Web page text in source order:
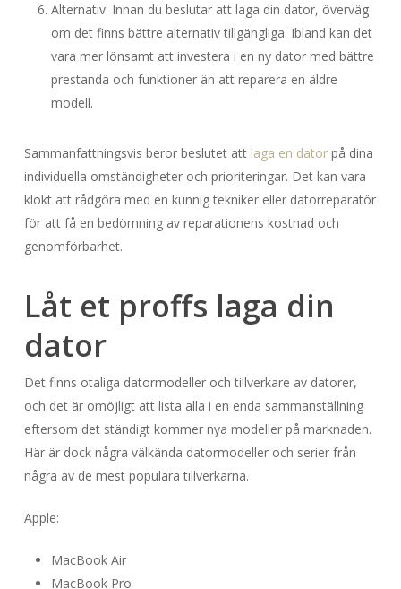
Alternativ: Innan du beslutar att laga din dator, överväg
om det finns bättre alternativ tillgängliga. Ibland kan det
vara mer lönsamt att investera i en ny dator med bättre
prestanda och funktioner än att reparera en äldre
modell.
Sammanfattningsvis beror beslutet att laga en datorpå dina
individuella omständigheter och prioriteringar. Det kan vara
klokt att rådgöra med en kunnig tekniker eller datorreparatör
för att få en bedömning av reparationens kostnad och
genomförbarhet.
Låt et proffs laga din
dator
Det finns otaliga datormodeller och tillverkare av datorer,
och det är omöjligt att lista alla i en enda sammanställning
eftersom det ständigt kommer nya modeller på marknaden.
Här är dock några välkända datormodeller och serier från
några av de mest populära tillverkarna.
Apple:
MacBook Air
MacBook Pro